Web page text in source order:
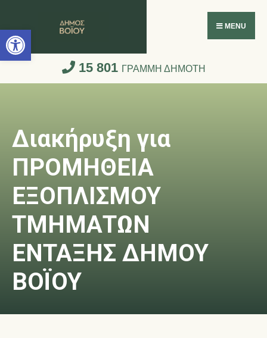
Ανοίξτε τη γραμμή εργαλείων
MENU
15 801 ΓΡΑΜΜΗ ΔΗΜΟΤΗ
Διακήρυξη για
ΠΡΟΜΗΘΕΙΑ
ΕΞΟΠΛΙΣΜΟΥ
ΤΜΗΜΑΤΩΝ
ΕΝΤΑΞΗΣ ΔΗΜΟΥ
ΒΟΪΟΥ